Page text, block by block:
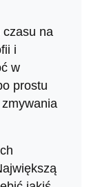
czasu na
i
w
prostu